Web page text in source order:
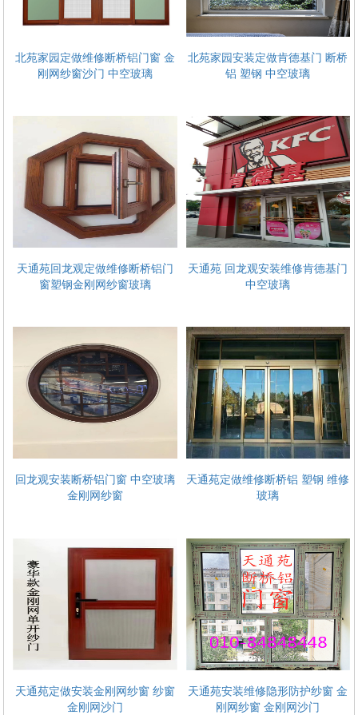
北苑家园定做维修断桥铝门窗 金
刚网纱窗沙门 中空玻璃
北苑家园安装定做肯德基门 断桥
铝 塑钢 中空玻璃
天通苑回龙观定做维修断桥铝门
窗塑钢金刚网纱窗玻璃
天通苑 回龙观安装维修肯德基门
中空玻璃
回龙观安装断桥铝门窗 中空玻璃
金刚网纱窗
天通苑定做维修断桥铝 塑钢 维修
玻璃
天通苑定做安装金刚网纱窗 纱窗
金刚网沙门
天通苑安装维修隐形防护纱窗 金
刚网纱窗 金刚网沙门